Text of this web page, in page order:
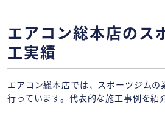
エアコン総本店のス
工実績
エアコン総本店では、スポーツジムの
行っています。代表的な施工事例を紹